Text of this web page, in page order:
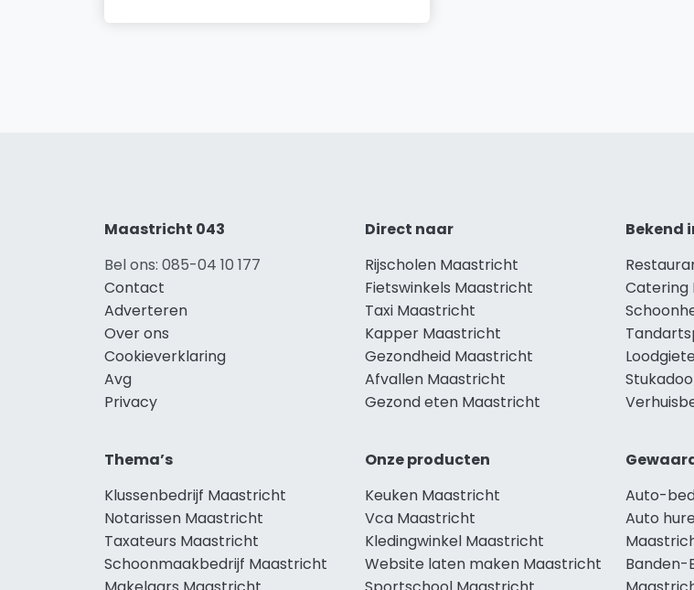
Maastricht 043
Bel ons: 085-04 10 177
Contact
Adverteren
Over ons
Cookieverklaring
Avg
Privacy
Direct naar
Rijscholen Maastricht
Fietswinkels Maastricht
Taxi Maastricht
Kapper Maastricht
Gezondheid Maastricht
Afvallen Maastricht
Gezond eten Maastricht
Bekend
Catering
Thema’s
Klussenbedrijf Maastricht
Notarissen Maastricht
Taxateurs Maastricht
Schoonmaakbedrijf Maastricht
Onze producten
Keuken Maastricht
Vca Maastricht
Kledingwinkel Maastricht
Website laten maken Maastricht
Auto-
Auto
Banden-